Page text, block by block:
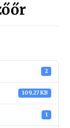
2
109.27 KB
1